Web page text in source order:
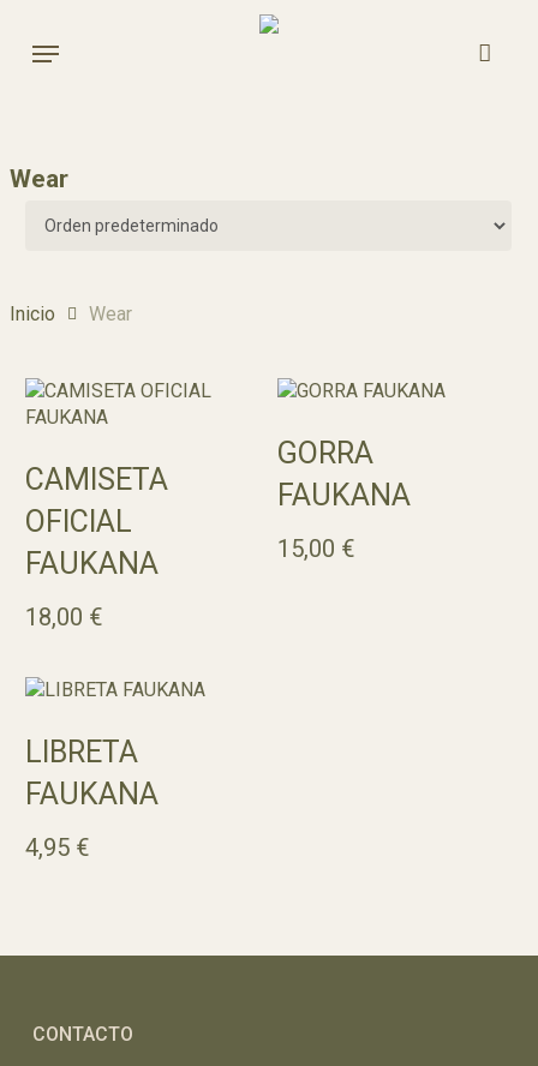
main
Menu
Wear
Inicio Wear
CAMISETA
OFICIAL
FAUKANA
18,00 €
GORRA
FAUKANA
15,00 €
LIBRETA
FAUKANA
4,95 €
CONTACTO